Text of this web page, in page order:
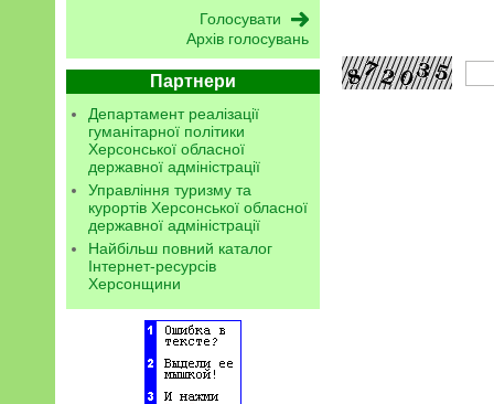
Архів голосувань
Партнери
Департамент реалізації
гуманітарної політики
Херсонської обласної
державної адміністрації
Управління туризму та
курортів Херсонської обласної
державної адміністрації
Найбільш повний каталог
Інтернет-ресурсів
Херсонщини